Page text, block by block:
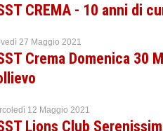
CREMA - 10 anni di
27 Maggio 2021
Crema Domenica 30
12 Maggio 2021
Lions Club